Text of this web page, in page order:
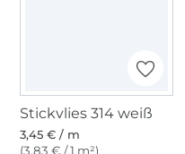
Stickvlies 314 weiß
3,45 € / m
(3,83 € / 1 m²)